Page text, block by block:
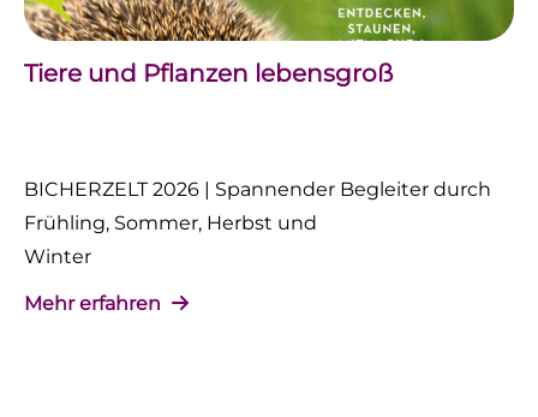
Tiere und Pflanzen lebensgroß
BICHERZELT 2026 | Spannender Begleiter durch
Frühling, Sommer, Herbst und
Winter
Mehr erfahren